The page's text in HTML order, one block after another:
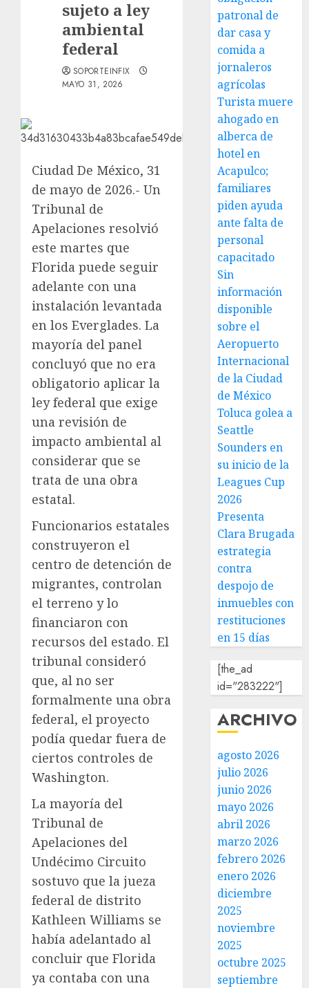
sujeto a ley
ambiental
federal
SOPORTEINFIX
MAYO 31, 2026
Ciudad De México, 31
de mayo de 2026.- Un
Tribunal de
Apelaciones resolvió
este martes que
Florida puede seguir
adelante con una
instalación levantada
en los Everglades. La
mayoría del panel
concluyó que no era
obligatorio aplicar la
ley federal que exige
una revisión de
impacto ambiental al
considerar que se
trata de una obra
estatal.
Funcionarios estatales
construyeron el
centro de detención de
migrantes, controlan
el terreno y lo
financiaron con
recursos del estado. El
tribunal consideró
que, al no ser
formalmente una obra
federal, el proyecto
podía quedar fuera de
ciertos controles de
Washington.
La mayoría del
Tribunal de
Apelaciones del
Undécimo Circuito
sostuvo que la jueza
federal de distrito
Kathleen Williams se
había adelantado al
concluir que Florida
ya contaba con una
patronal de
dar casa y
comida a
jornaleros
agrícolas
Turista muere
ahogado en
alberca de
hotel en
Acapulco;
familiares
piden ayuda
ante falta de
personal
capacitado
Sin
información
disponible
sobre el
Aeropuerto
Internacional
de la Ciudad
de México
Toluca golea a
Seattle
Sounders en
su inicio de la
Leagues Cup
2026
Presenta
Clara Brugada
estrategia
contra
despojo de
inmuebles con
restituciones
en 15 días
[the_ad
id="283222"]
ARCHIVO
agosto 2026
julio 2026
junio 2026
mayo 2026
abril 2026
marzo 2026
febrero 2026
enero 2026
diciembre
2025
noviembre
2025
octubre 2025
septiembre